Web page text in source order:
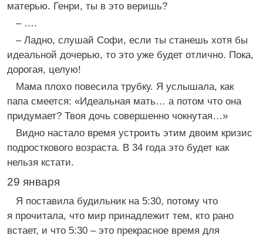
матерью. Генри, ты в это веришь?
– ….
– Ладно, слушай Софи, если ты станешь хотя бы
идеальной дочерью, то это уже будет отлично. Пока,
дорогая, целую!
Мама плохо повесила трубку. Я услышала, как
папа смеется: «Идеальная мать… а потом что она
придумает? Твоя дочь совершенно чокнутая…»
Видно настало время устроить этим двоим кризис
подросткового возраста. В 34 года это будет как
нельзя кстати.
29 января
Я поставила будильник на 5:30, потому что
я прочитала, что мир принадлежит тем, кто рано
встает, и что 5:30 – это прекрасное время для